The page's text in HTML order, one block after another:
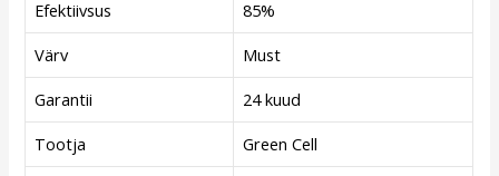
Efektiivsus
85%
Värv
Must
Garantii
24 kuud
Tootja
Green Cell